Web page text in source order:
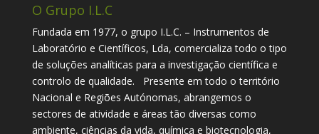
O Grupo I.L.C
Fundada em 1977, o grupo I.L.C. – Instrumentos de
Laboratório e Científicos, Lda, comercializa todo o tipo
de soluções analíticas para a investigação científica e
controlo de qualidade. Presente em todo o território
Nacional e Regiões Autónomas, abrangemos o
sectores de atividade e áreas tão diversas como
ambiente, ciências da vida, química e biotecnologia,